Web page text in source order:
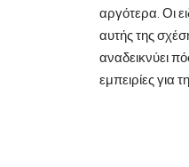
αργότερα. Οι
αυτής της
αναδεικνύει
εμπειρίες για